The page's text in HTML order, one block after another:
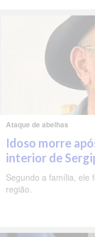
Ataque de abelhas
Idoso morre
interior de
Segundo a família, ele
região.